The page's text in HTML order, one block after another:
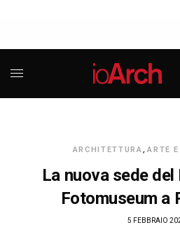
ARCHITETTURA, ARTE
La nuova sede
Fotomuseum a
5 FEBBRAIO